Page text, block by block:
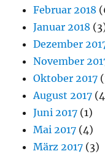
Februar 2018
Januar 2018
Dezember
November
Oktober 2017
August 2017
Juni 2017 (1)
Mai 2017 (4)
März 2017 (3)